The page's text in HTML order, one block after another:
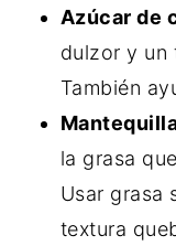
Azúcar de
dulzor y un
También
la grasa
Usar grasa
textura